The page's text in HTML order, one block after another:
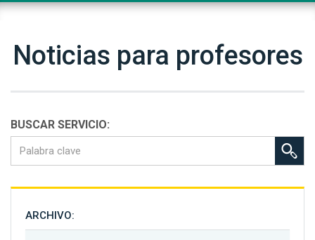
Noticias para profesores
BUSCAR SERVICIO:
ARCHIVO: